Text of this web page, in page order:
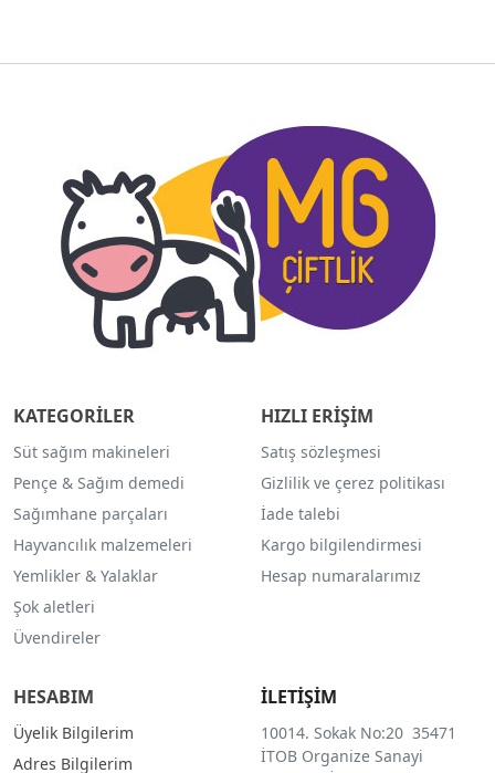
KATEGORİLER
Süt sağım makineleri
Pençe & Sağım demedi
Sağımhane parçaları
Hayvancılık malzemeleri
Yemlikler & Yalaklar
Şok aletleri
Üvendireler
HIZLI ERİŞİM
Satış sözleşmesi
Gizlilik ve çerez politikası
İade talebi
Kargo bilgilendirmesi
Hesap numaralarımız
HESABIM
Üyelik Bilgilerim
Adres Bilgilerim
İLETİŞİM
10014. Sokak No:20 35471
İTOB Organize Sanayi